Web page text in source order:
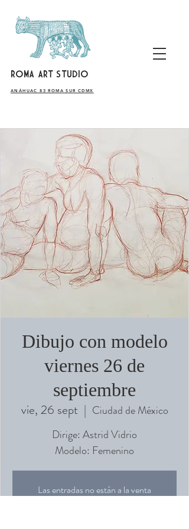
ROMA ART STUDIO
​ANÁHUAC 83 ROMA SUR CDMX
Dibujo con modelo
viernes 26 de
septiembre
vie, 26 sept
  |
Ciudad de México
Dirige: Astrid Vidrio
Modelo: Femenino
Las entradas no están a la venta